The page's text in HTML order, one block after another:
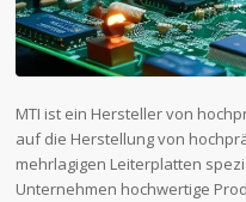
MTI ist ein Hersteller von
auf die Herstellung von
mehrlagigen Leiterplatten
Unternehmen hochwertige